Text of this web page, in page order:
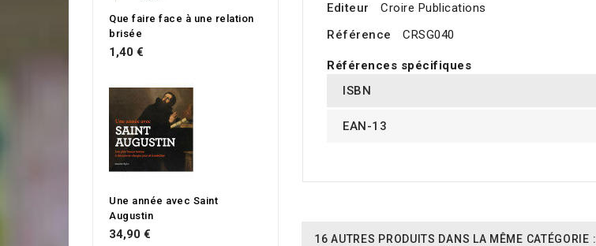
Editeur
Croire Publications
Référence
CRSG040
Références spécifiques
ISBN
EAN-13
16 AUTRES PRODUITS DANS LA MÊME CATÉGORIE :
Que faire face à une relation
brisée
1,40 €
Une année avec Saint
Augustin
34,90 €